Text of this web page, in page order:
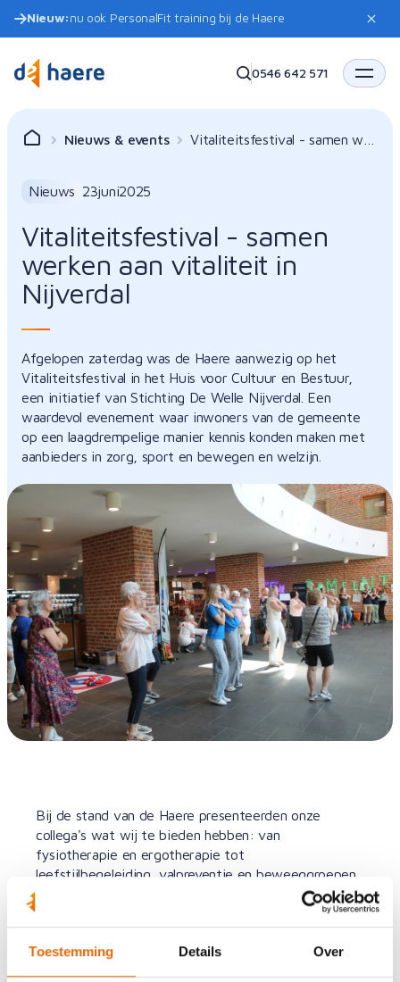
Toestemming Details Over
Nieuw:nu ook PersonalFit training bij de Haere
0546 642 571
Nieuws & events
Vitaliteitsfestival - samen wer
Nieuws 23juni2025
Vitaliteitsfestival - samen
werken aan vitaliteit in
Nijverdal
Afgelopen zaterdag was de Haere aanwezig op het
Vitaliteitsfestival in het Huis voor Cultuur en Bestuur,
een initiatief van Stichting De Welle Nijverdal. Een
waardevol evenement waar inwoners van de gemeente
op een laagdrempelige manier kennis konden maken met
aanbieders in zorg, sport en bewegen en welzijn.
Bij de stand van de Haere presenteerden onze
collega's wat wij te bieden hebben: van
fysiotherapie en ergotherapie tot
leefstijlbegeleiding, valpreventie en beweeggroepen.
mensen bewegen om
deelnemen aan gezondheidschecks, workshops en
beweegsessies – waaronder de populaire lessen van
Olga Commandeur. Het was een dag vol ontmoeting,